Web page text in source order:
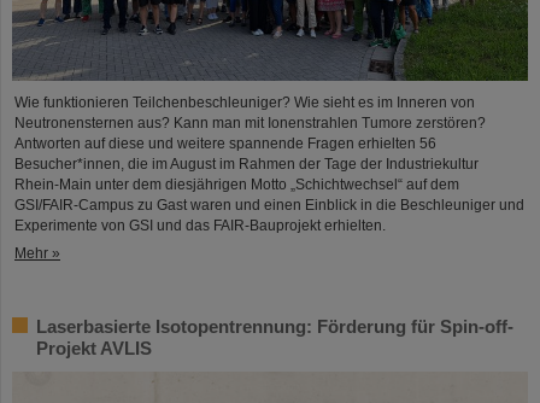
Wie funktionieren Teilchenbeschleuniger? Wie sieht es im Inneren von
Neutronensternen aus? Kann man mit Ionenstrahlen Tumore zerstören?
Antworten auf diese und weitere spannende Fragen erhielten 56
Besucher*innen, die im August im Rahmen der Tage der Industriekultur
Rhein-Main unter dem diesjährigen Motto „Schichtwechsel“ auf dem
GSI/FAIR-Campus zu Gast waren und einen Einblick in die Beschleuniger und
Experimente von GSI und das FAIR-Bauprojekt erhielten.
Mehr »
Laserbasierte Isotopentrennung: Förderung für Spin-off-
Projekt AVLIS